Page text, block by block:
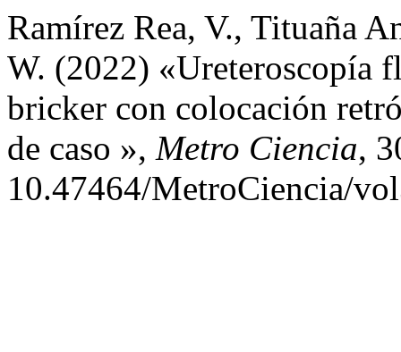
Ramírez Rea, V., Tituaña
W. (2022) «Ureteroscopía
bricker con colocación
de caso », Metro Ciencia,
10.47464/MetroCiencia/